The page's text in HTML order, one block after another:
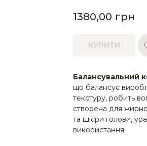
1380,00 грн
КУПИТИ
Балансувальний
що балансує
текстуру, робить
створена для
та шкіри голови,
використання.